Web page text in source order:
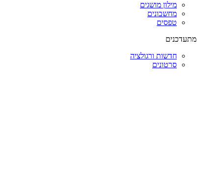
מילון מושגים
מחשבונים
טפסים
מתעדכנים
חדשות ורגולציה
סרטונים